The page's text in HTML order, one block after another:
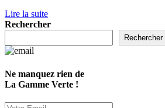
Lire la suite
Rechercher
Rechercher
Ne manquez rien de
La Gamme Verte !